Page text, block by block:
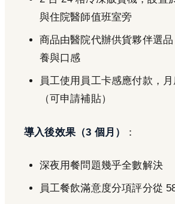
與住院醫師值班室旁
商品由醫院代辦供貨夥伴選
養與口感
員工使用員工卡感應付款，
（可申請補貼）
導入後效果（3 個月） ：
深夜用餐問題幾乎全數解決
員工餐飲滿意度分項評分從